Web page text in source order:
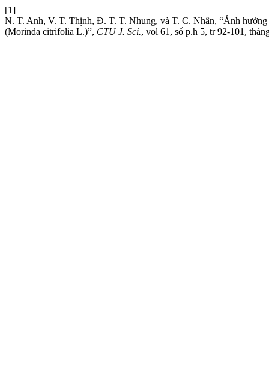
[1]
N. T. Anh, V. T. Thịnh, Đ. T. T. Nhung, và T. C. Nhân, “Ảnh hưởng
(Morinda citrifolia L.)”, CTU J. Sci., vol 61, số p.h 5, tr 92-101,